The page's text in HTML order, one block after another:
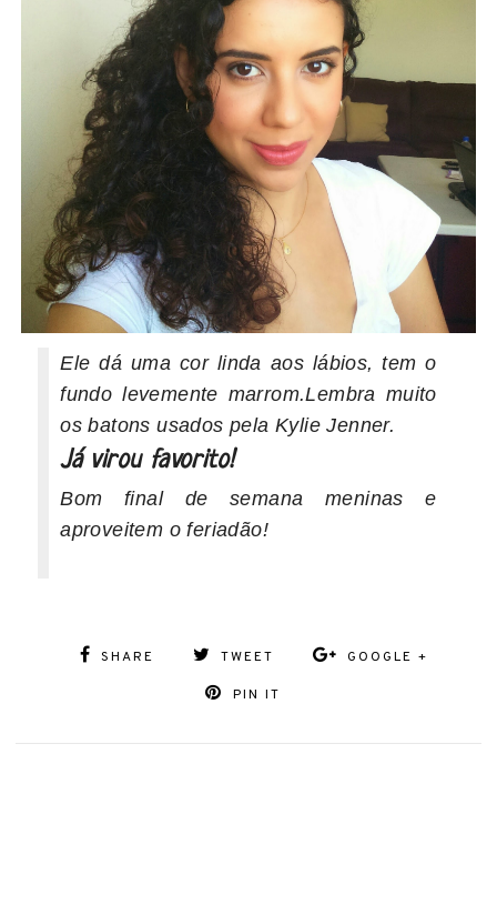
Ele dá uma cor linda aos lábios, tem o
fundo levemente marrom.Lembra muito
os batons usados pela Kylie Jenner.
Já virou favorito!
Bom final de semana meninas e
aproveitem o feriadão!
SHARE TWEET GOOGLE +
PIN IT